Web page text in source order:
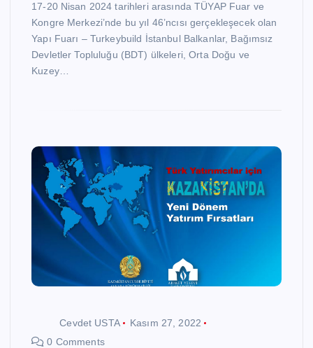
17-20 Nisan 2024 tarihleri arasında TÜYAP Fuar ve
Kongre Merkezi’nde bu yıl 46’ncısı gerçekleşecek olan
Yapı Fuarı – Turkeybuild İstanbul Balkanlar, Bağımsız
Devletler Topluluğu (BDT) ülkeleri, Orta Doğu ve
Kuzey…
Cevdet USTA
Kasım 27, 2022
0 Comments